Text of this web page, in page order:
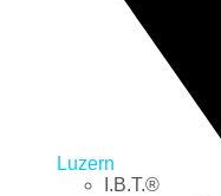
Luzern
I.B.T.®